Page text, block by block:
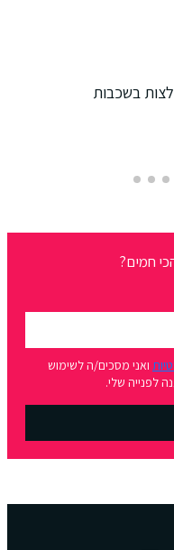
בשכבות
חמים?
ואני מסכים/ה לשימוש
לפנייה שלי.